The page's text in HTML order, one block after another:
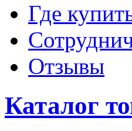
Где
Отзывы
Каталог